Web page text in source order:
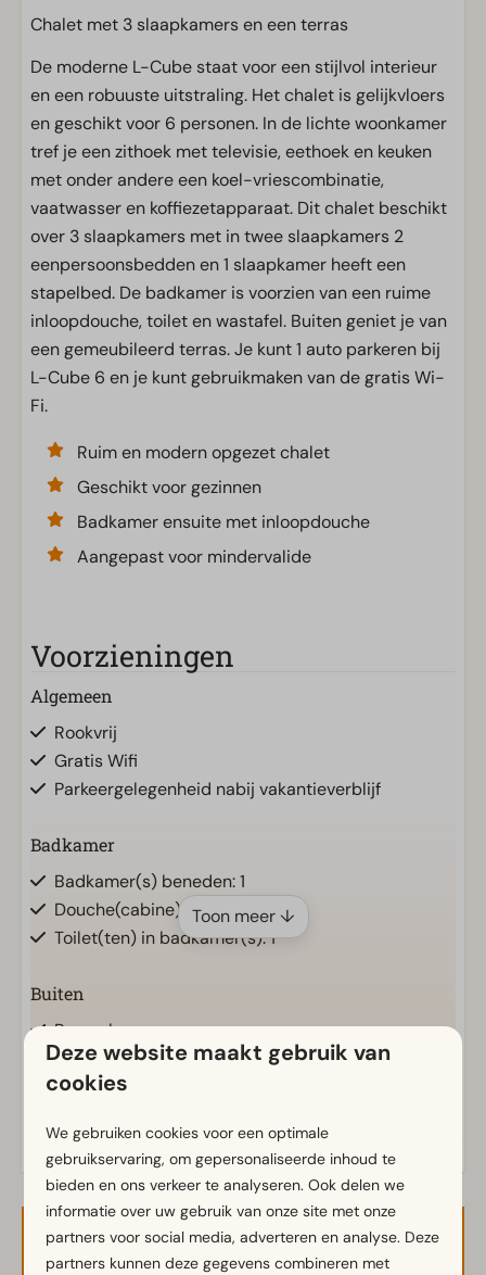
Chalet met 3 slaapkamers en een terras
De moderne L-Cube staat voor een stijlvol interieur
en een robuuste uitstraling. Het chalet is gelijkvloers
en geschikt voor 6 personen. In de lichte woonkamer
tref je een zithoek met televisie, eethoek en keuken
met onder andere een koel-vriescombinatie,
vaatwasser en koffiezetapparaat. Dit chalet beschikt
over 3 slaapkamers met in twee slaapkamers 2
eenpersoonsbedden en 1 slaapkamer heeft een
stapelbed. De badkamer is voorzien van een ruime
inloopdouche, toilet en wastafel. Buiten geniet je van
een gemeubileerd terras. Je kunt 1 auto parkeren bij
L-Cube 6 en je kunt gebruikmaken van de gratis Wi-
Fi.
Ruim en modern opgezet chalet
Geschikt voor gezinnen
Badkamer ensuite met inloopdouche
Aangepast voor mindervalide
Voorzieningen
Algemeen
Rookvrij
Gratis Wifi
Parkeergelegenheid nabij vakantieverblijf
Badkamer
Badkamer(s) beneden: 1
Douche(cabine)
Toilet(ten) in badkamer(s): 1
Buiten
Parasol
Terras
Tuin
Keuken
Ingerichte keuken
Combimagnetron
Koelvriescombinatie(s)
Toon meer ↓
Energielabel(s)
Beschikbaarheid en prijs
Deze website maakt gebruik van
cookies
We gebruiken cookies voor een optimale
gebruikservaring, om gepersonaliseerde inhoud te
bieden en ons verkeer te analyseren. Ook delen we
informatie over uw gebruik van onze site met onze
partners voor social media, adverteren en analyse. Deze
partners kunnen deze gegevens combineren met